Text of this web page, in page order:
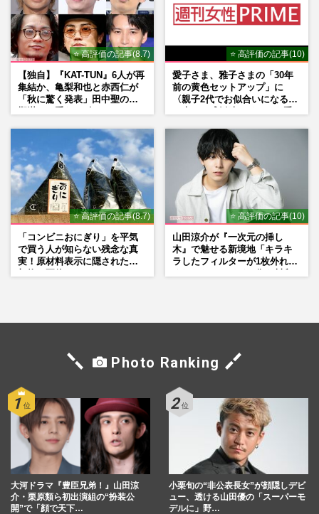
⭐ 高評価の記事(8.7)
【独自】『KAT-TUN』6人が再
集結か、亀梨和也と赤西仁が
「秋に驚く発表」田中聖の刑
⭐ 高評価の記事(10)
愛子さま、雅子さまの「30年
前の黄色セットアップ」に
〈親子2代でお似合いになる〉
⭐ 高評価の記事(8.7)
「コンビニおにぎり」を平気
で買う人が知らない残念な真
実！原材料表示に隠された添
⭐ 高評価の記事(10)
山田涼介が『一次元の挿し
木』で魅せる新境地「キラキ
ラしたフィルターが1枚外れて
Photo Ranking
大河ドラマ『豊臣兄弟！』山田涼
介・栗原類ら初出演組の“扮装公
開”で「顔で天下…
小栗旬の“非公表長女”が顔隠しデビ
ュー、透ける山田優の「スーパーモ
デルに」野…